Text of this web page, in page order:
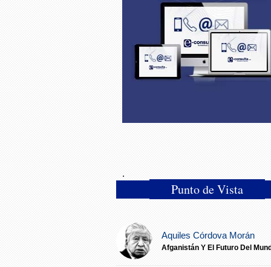
.
Punto de Vista
Aquiles Córdova Morán
Afganistán Y El Futuro Del